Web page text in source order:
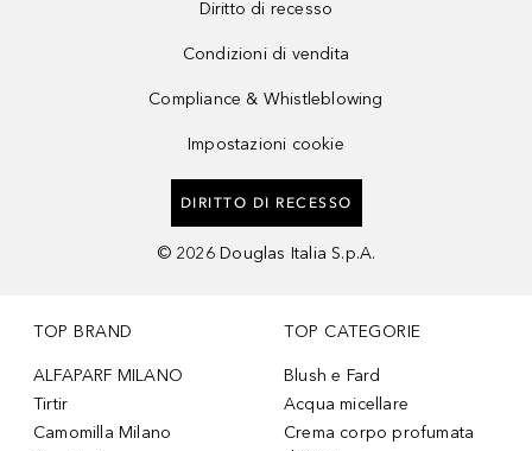
Diritto di recesso
Condizioni di vendita
Compliance & Whistleblowing
Impostazioni cookie
DIRITTO DI RECESSO
© 2026 Douglas Italia S.p.A.
TOP BRAND
ALFAPARF MILANO
Tirtir
Camomilla Milano
TOP CATEGORIE
Blush e Fard
Acqua micellare
Crema corpo profumata